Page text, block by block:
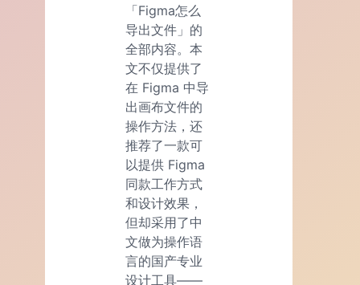
「Figma怎么
导出文件」的
全部内容。本
文不仅提供了
在 Figma 中导
出画布文件的
操作方法，还
推荐了一款可
以提供 Figma
同款工作方式
和设计效果，
但却采用了中
文做为操作语
言的国产专业
设计工具——